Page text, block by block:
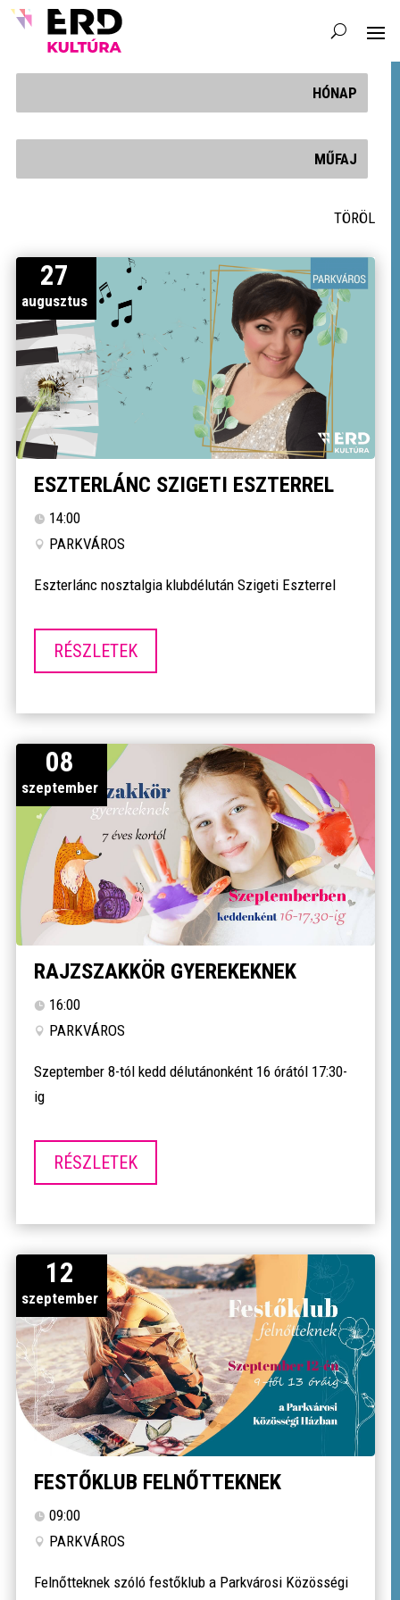
HÓNAP
MŰFAJ
TÖRÖL
27
augusztus
ESZTERLÁNC SZIGETI ESZTERREL
14:00
PARKVÁROS
Eszterlánc nosztalgia klubdélután Szigeti Eszterrel
RÉSZLETEK
08
szeptember
RAJZSZAKKÖR GYEREKEKNEK
16:00
PARKVÁROS
Szeptember 8-tól kedd délutánonként 16 órától 17:30-
ig
RÉSZLETEK
12
szeptember
FESTŐKLUB FELNŐTTEKNEK
09:00
PARKVÁROS
Felnőtteknek szóló festőklub a Parkvárosi Közösségi